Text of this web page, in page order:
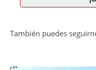
También puedes